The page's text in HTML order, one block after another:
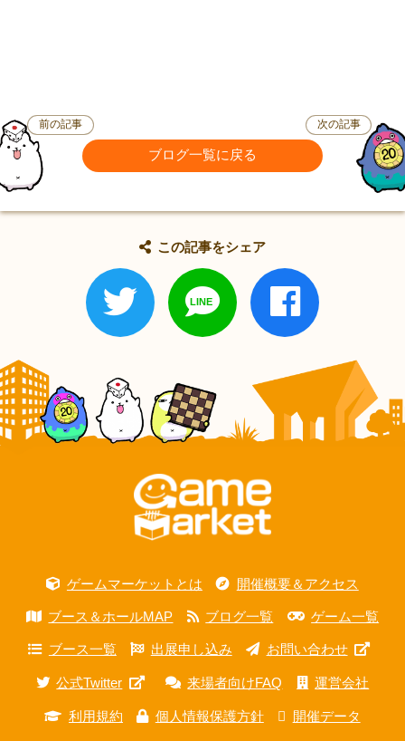
前の記事
ブログ一覧に戻る
次の記事
この記事をシェア
ゲームマーケットとは 開催概要＆アクセス
ブース＆ホールMAP ブログ一覧 ゲーム一覧
ブース一覧 出展申し込み お問い合わせ
公式Twitter 来場者向けFAQ 運営会社
利用規約 個人情報保護方針 開催データ